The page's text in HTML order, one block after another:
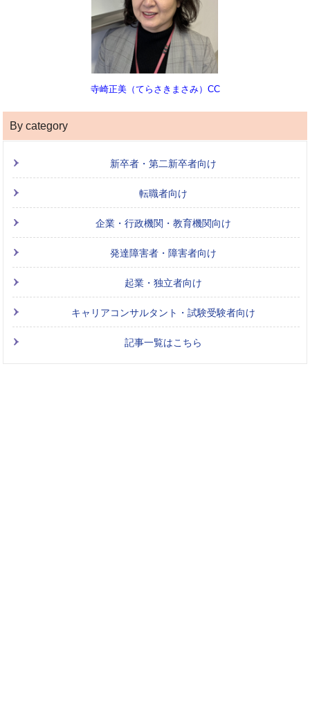
寺崎正美（てらさきまさみ）CC
By category
新卒者・第二新卒者向け
転職者向け
企業・行政機関・教育機関向け
発達障害者・障害者向け
起業・独立者向け
キャリアコンサルタント・試験受験者向け
記事一覧はこちら